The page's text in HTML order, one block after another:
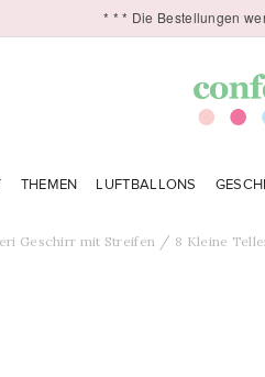
* * * Die Bestellungen
THEMEN LUFTBALLONS
Geschirr mit Streifen 8 Kleine